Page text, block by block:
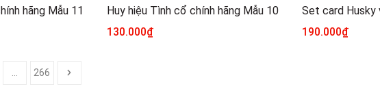
hãng Mẫu 11
Huy hiệu Tình cổ chính hãng Mẫu 10
130.000₫
190.000₫
266